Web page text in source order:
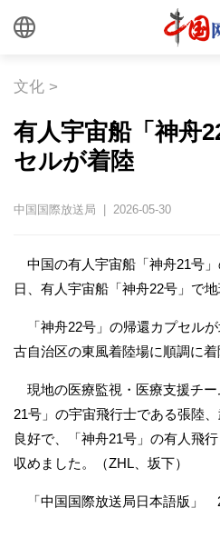
文化 >
有人宇宙船「神舟
セルが着陸
中国国際放送局 | 2026-05-30
中国の有人宇宙船「神舟21号
日、有人宇宙船「神舟22号」で地
「神舟22号」の帰還カプセル
古自治区の東風着陸場に順調に着
現地の医療監視・医療支援チ
21号」の宇宙飛行士である張陸
良好で、「神舟21号」の有人飛
収めました。（ZHL、坂下）
「中国国際放送局日本語版」